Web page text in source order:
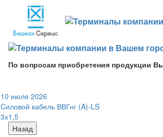
По вопросам приобретения продукции
10 июля 2026
Cиловой кабель ВВГнг (A)-LS
3х1,5
Назад